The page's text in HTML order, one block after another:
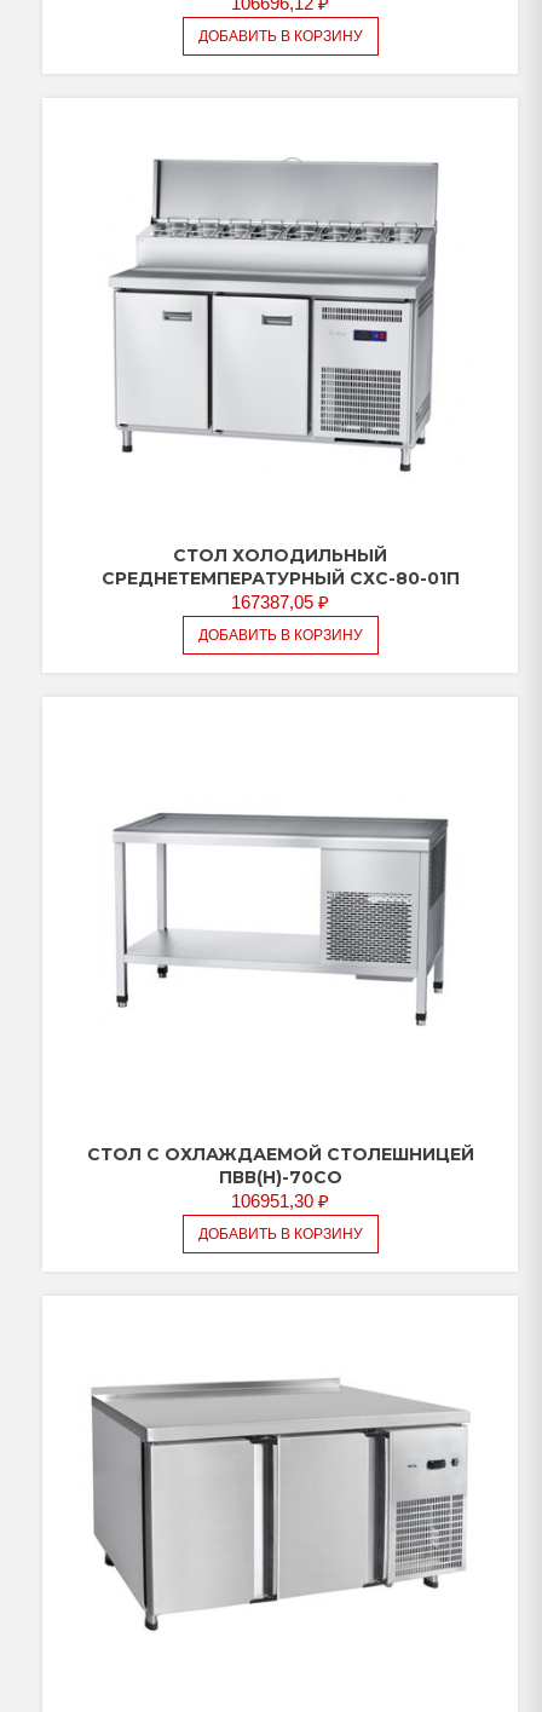
ДОБАВИТЬ В КОРЗИНУ
СТОЛ ХОЛОДИЛЬНЫЙ
СРЕДНЕТЕМПЕРАТУРНЫЙ СХС-80-01П
167387,05 ₽
ДОБАВИТЬ В КОРЗИНУ
СТОЛ С ОХЛАЖДАЕМОЙ СТОЛЕШНИЦЕЙ
ПВВ(Н)-70СО
106951,30 ₽
ДОБАВИТЬ В КОРЗИНУ